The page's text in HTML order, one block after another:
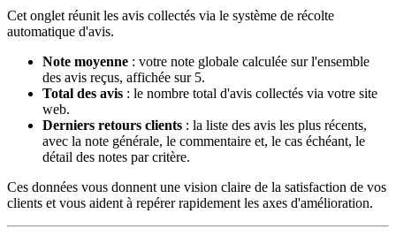
Cet onglet réunit les avis collectés via le système de récolte
automatique d'avis.
Note moyenne : votre note globale calculée sur l'ensemble
des avis reçus, affichée sur 5.
Total des avis : le nombre total d'avis collectés via votre site
web.
Derniers retours clients : la liste des avis les plus récents,
avec la note générale, le commentaire et, le cas échéant, le
détail des notes par critère.
Ces données vous donnent une vision claire de la satisfaction de vos
clients et vous aident à repérer rapidement les axes d'amélioration.